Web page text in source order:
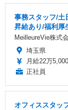
事務スタッフ/土
昇給あり/福利厚
MeilleureVie株式
埼玉県
月給22万
正社員
オフィススタッ